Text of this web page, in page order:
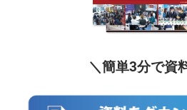
＼簡単3分で資